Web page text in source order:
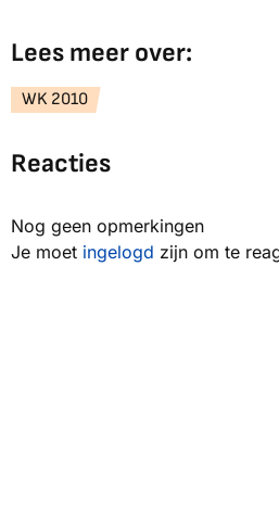
Lees meer over:
WK 2010
Reacties
Nog geen opmerkingen
Je moet ingelogd zijn om te